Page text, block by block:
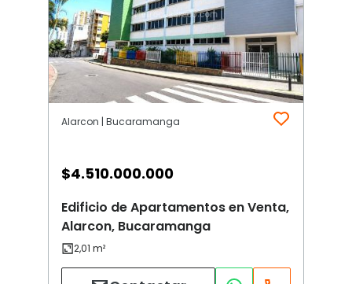
Alarcon | Bucaramanga
$4.510.000.000
Edificio de Apartamentos en Venta,
Alarcon, Bucaramanga